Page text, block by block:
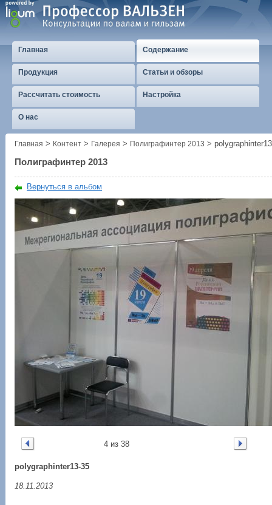
Главная Содержание
Продукция Статьи и обзоры
Рассчитать стоимость Настройка
О нас
Главная > Контент > Галерея > Полиграфинтер 2013 >
Полиграфинтер 2013
Вернуться в альбом
4 из 38
polygraphinter13-35
18.11.2013